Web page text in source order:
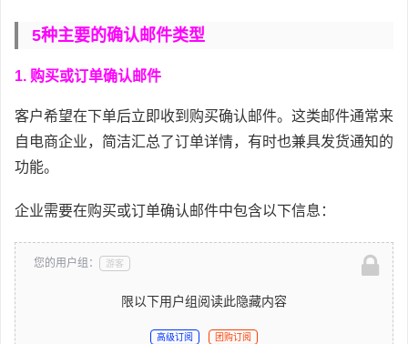
5种主要的确认邮件类型
1. 购买或订单确认邮件
客户希望在下单后立即收到购买确认邮件。这类邮件通常来
自电商企业，简洁汇总了订单详情，有时也兼具发货通知的
功能。
企业需要在购买或订单确认邮件中包含以下信息：
您的用户组： 游客
限以下用户组阅读此隐藏内容
高级订阅 团购订阅